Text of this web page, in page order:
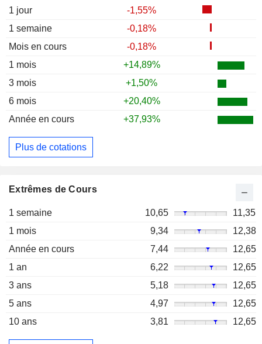
1 jour
-1,55%
1 semaine
-0,18%
Mois en cours
-0,18%
1 mois
+14,89%
3 mois
+1,50%
6 mois
+20,40%
Année en cours
+37,93%
Plus de cotations
Extrêmes de Cours
1 semaine 10,65
11,35
1 mois
9,34
12,38
Année en cours
7,44
12,65
1 an
6,22
12,65
3 ans
5,18
12,65
5 ans
4,97
12,65
10 ans
3,81 12,65